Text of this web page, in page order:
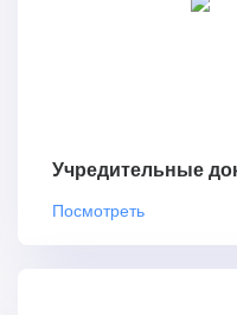
Учредительные
Посмотреть